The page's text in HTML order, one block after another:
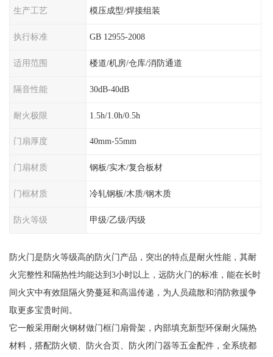
生产工艺 模压成型/焊接组装
执行标准 GB 12955-2008
适用范围 楼道/机房/仓库/消防通道
隔音性能 30dB-40dB
耐火极限 1.5h/1.0h/0.5h
门扇厚度 40mm-55mm
门扇材质 钢板/实木/复合板材
门框材质 冷轧钢板/木质/钢木质
防火等级 甲级/乙级/丙级
防火门是防火等级高的防火门产品，突出的特点是耐火性能，其耐
火完整性和隔热性均能达到3小时以上，远防火门的标准，能在长时
间火灾中有效阻隔火势蔓延和高温传递，为人员疏散和消防救援争
取更多宝贵时间。
它一般采用耐火钢材做门框门扇骨架，内部填充新型环保耐火隔热
材料，搭配防火锁、防火合页、防火闭门器等五金配件，全系统都